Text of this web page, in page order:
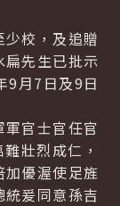
校，及追贈
先生已批示
9月7日及9日
官士官任官
壯烈成仁，
優渥使足旌
爰同意孫吉